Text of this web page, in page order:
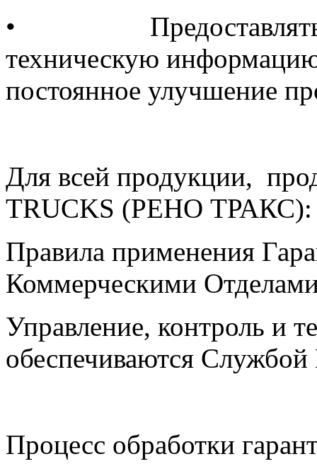
•
техническую
постоянное улучшение
Для всей продукции,
TRUCKS (РЕНО ТРАКС):
Правила применения
Коммерческими
Управление, контроль и
обеспечиваются Службой
Процесс обработки